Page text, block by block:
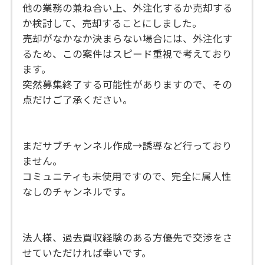
他の業務の兼ね合い上、外注化するか売却する
か検討して、売却することにしました。
売却がなかなか決まらない場合には、外注化す
るため、この案件はスピード重視で考えており
ます。
突然募集終了する可能性がありますので、その
点だけご了承ください。
まだサブチャンネル作成→誘導など行っており
ません。
コミュニティも未使用ですので、完全に属人性
なしのチャンネルです。
法人様、過去買収経験のある方優先で交渉をさ
せていただければ幸いです。